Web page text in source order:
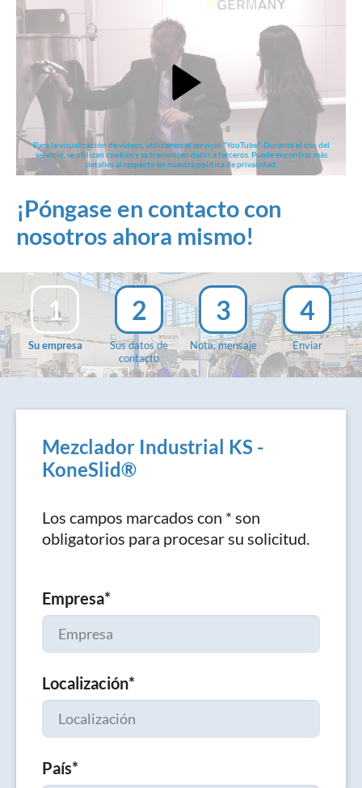
Para la visualización de videos, utilizamos el servicio "YouTube". Durante el uso del
servicio, se utilizan cookies y se transmiten datos a terceros. Puede encontrar más
detalles al respecto en nuestra política de privacidad.
¡Póngase en contacto con
nosotros ahora mismo!
1
Su empresa
2
Sus datos de
contacto
3
Nota, mensaje
4
Enviar
Mezclador Industrial KS -
KoneSlid®
Los campos marcados con * son
obligatorios para procesar su solicitud.
Empresa*
Localización*
País*